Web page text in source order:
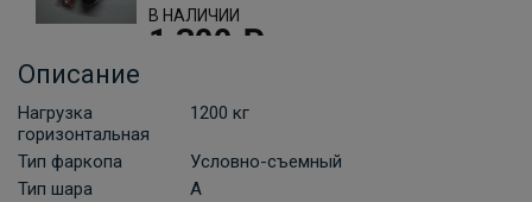
В НАЛИЧИИ
1 300 ₽
Комплект универсальной
Описание
Нагрузка
горизонтальная
1200 кг
Тип фаркопа
Условно-съемный
Тип шара
A